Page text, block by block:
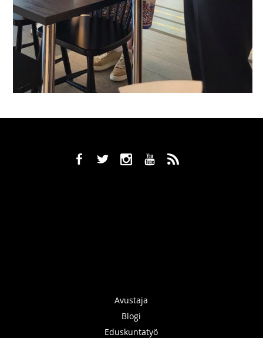
b a x r ,
Avustaja
Blogi
Eduskuntatyö